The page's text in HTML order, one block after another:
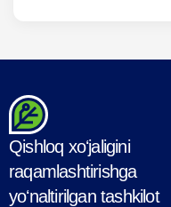
Hukumat komissiyasi
chiqish imkonini
fuqarolar va
Qishloq xoʻjaligini
raqamlashtirishga
yoʻnaltirilgan tashkilot